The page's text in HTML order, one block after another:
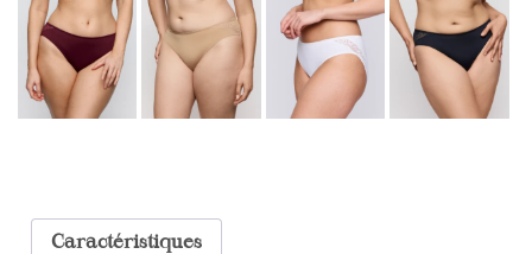
Caractéristiques